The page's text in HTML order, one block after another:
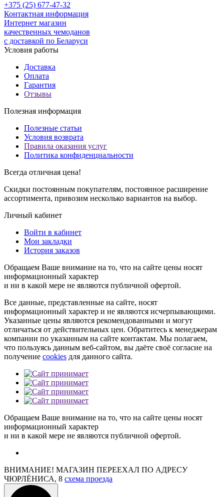
+375 (25) 677-47-32
Контактная информация
Интернет магазин
качественных чемоданов
с доставкой по Беларуси
Условия работы
Доставка
Оплата
Гарантия
Отзывы
Полезная информация
Полезные статьи
Условия возврата
Правила оказания услуг
Политика конфиденциальности
Всегда отличная цена!
Скидки постоянным покупателям, постоянное расширение
ассортимента, привозим несколько вариантов на выбор.
Личный кабинет
Войти в кабинет
Мои закладки
История заказов
Обращаем Ваше внимание на то, что на сайте цены носят
информационный характер
и ни в какой мере не являются публичной офертой.
Все данные, представленные на сайте, носят
информационный характер и не являются исчерпывающими.
Указанные цены являются рекомендованными и могут
отличаться от действительных цен. Обратитесь к менеджерам
компании по указанным на сайте контактам. Мы полагаем,
что пользуясь данным веб-сайтом, вы даёте своё согласие на
получение cookies для данного сайта.
Обращаем Ваше внимание на то, что на сайте цены носят
информационный характер
и ни в какой мере не являются публичной офертой.
ВНИМАНИЕ! МАГАЗИН ПЕРЕЕХАЛ ПО АДРЕСУ
ЧЮРЛЁНИСА, 8 схема проезда